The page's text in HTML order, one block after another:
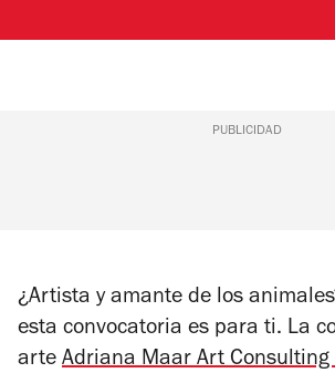
PUBLICIDAD
¿Artista y amante de los
esta convocatoria es para ti. La
arte Adriana Maar Art Consulting